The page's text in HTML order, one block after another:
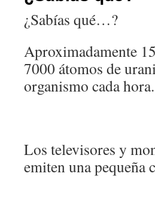
¿Sabías qué…?
Aproximadamente
7000 átomos de
organismo cada hora.
Los televisores y
emiten una pequeña